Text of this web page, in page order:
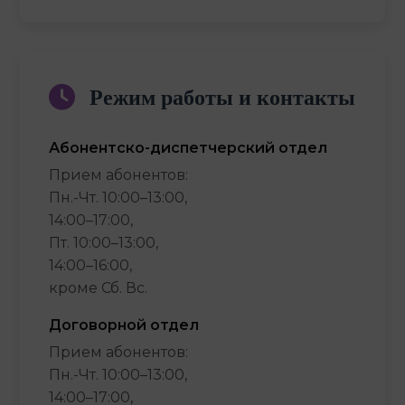
Режим работы и контакты
Абонентско-диспетчерский отдел
Прием абонентов:
Пн.-Чт. 10:00–13:00,
14:00–17:00,
Пт. 10:00–13:00,
14:00–16:00,
кроме Сб. Вс.
Договорной отдел
Прием абонентов:
Пн.-Чт. 10:00–13:00,
14:00–17:00,